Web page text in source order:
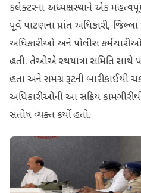
કલેક્ટરના અધ્યક્ષસ્થાને એક
પૂર્વે પાટણના પ્રાંત અધિકારી,
અધિકારીઓ અને પોલીસ
હતી. તેઓએ રથયાત્રા સમિતિ સાથે
હતા અને સમગ્ર રૂટની બારીકાઈથી
અધિકારીઓની આ સક્રિય
સંતોષ વ્યક્ત કર્યો હતો.